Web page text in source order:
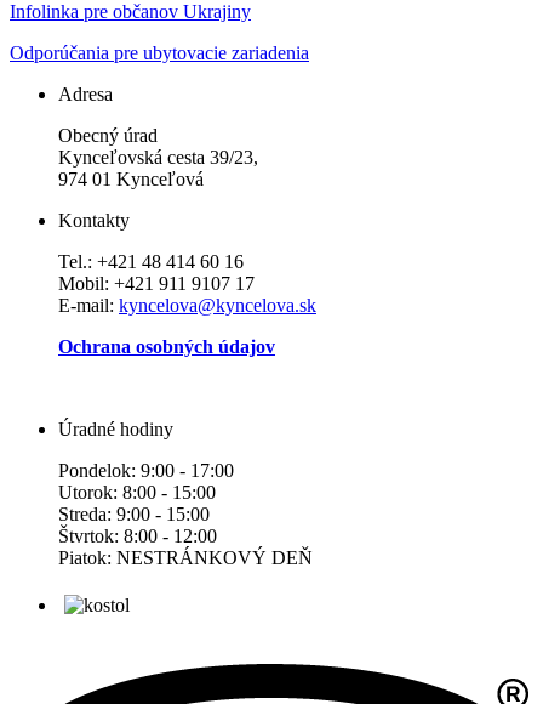
Infolinka pre občanov Ukrajiny
Odporúčania pre ubytovacie zariadenia
Adresa
Obecný úrad
Kynceľovská cesta 39/23,
974 01 Kynceľová
Kontakty
Tel.: +421 48 414 60 16
Mobil: +421 911 9107 17
E-mail: kyncelova@kyncelova.sk
Ochrana osobných údajov
Úradné hodiny
Pondelok: 9:00 - 17:00
Utorok: 8:00 - 15:00
Streda: 9:00 - 15:00
Štvrtok: 8:00 - 12:00
Piatok: NESTRÁNKOVÝ DEŇ